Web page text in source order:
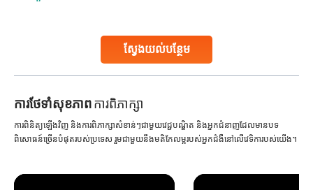
ស្វែងយល់បន្ថែម
Studies, such as one published
ការ​ថែទាំ​សុខភាពការពិភាក្សា
ការពិនិត្យឡើងវិញ និងការពិភាក្សាសំខាន់ៗជាមួយវេជ្ជបណ្ឌិត និងអ្នកជំនាញដែលមានបទ
ពិសោធន៍ច្រើនបំផុតរបស់ប្រទេស រួមជាមួយនឹងមតិកែលម្អរបស់អ្នកជំងឺនៅលើវេទិការបស់យើង។